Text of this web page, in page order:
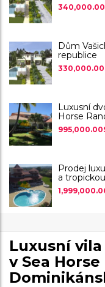
Dům
republice
Luxusní
Horse
Prodej
a
Luxusní
v Sea Horse